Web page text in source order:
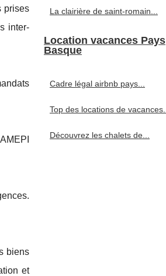
prises
inter-
biens
et
La clairière de saint-romain...
Location vacances Pays
Basque
Cadre légal airbnb pays...
Top des locations de vacances...
Découvrez les chalets de...